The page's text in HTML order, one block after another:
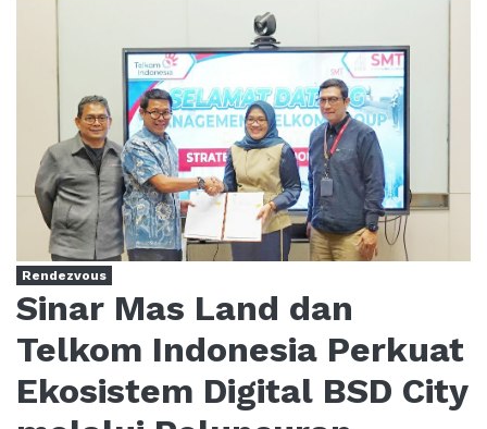
Rendezvous
Sinar Mas Land dan
Telkom Indonesia Perkuat
Ekosistem Digital BSD City